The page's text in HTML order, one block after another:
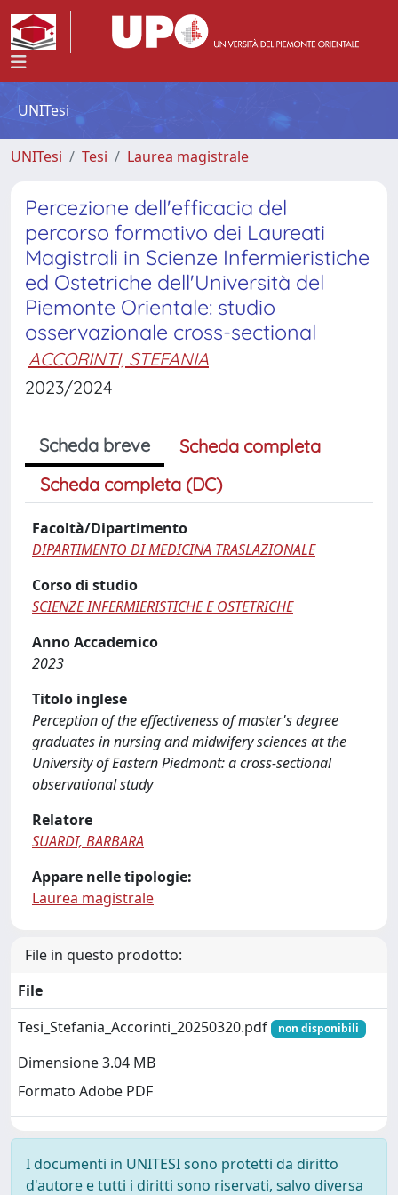
UNITesi
UNITesi Tesi Laurea magistrale
Percezione dell'efficacia del
percorso formativo dei Laureati
Magistrali in Scienze Infermieristiche
ed Ostetriche dell'Università del
Piemonte Orientale: studio
osservazionale cross-sectional
ACCORINTI, STEFANIA
2023/2024
Scheda breve
Scheda completa
Scheda completa (DC)
Facoltà/Dipartimento
DIPARTIMENTO DI MEDICINA TRASLAZIONALE
Corso di studio
SCIENZE INFERMIERISTICHE E OSTETRICHE
Anno Accademico
2023
Titolo inglese
Perception of the effectiveness of master's degree
graduates in nursing and midwifery sciences at the
University of Eastern Piedmont: a cross-sectional
observational study
Relatore
SUARDI, BARBARA
Appare nelle tipologie:
Laurea magistrale
File in questo prodotto:
File
Tesi_Stefania_Accorinti_20250320.pdf
non disponibili
Dimensione 3.04 MB
Formato Adobe PDF
I documenti in UNITESI sono protetti da diritto
d'autore e tutti i diritti sono riservati, salvo diversa